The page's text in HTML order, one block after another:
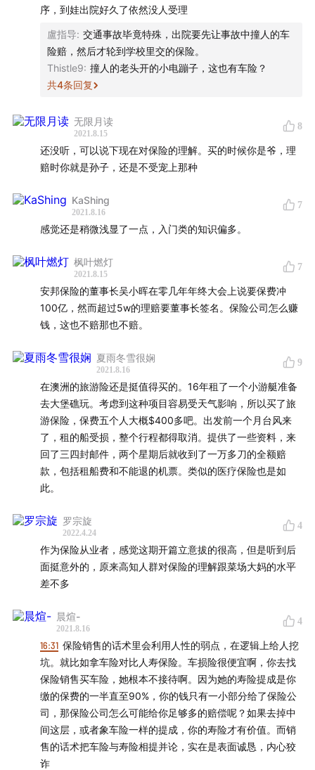
logo设计 杨文骥
- 收听方式 -
推荐您使用苹果播客、Spotify、小宇宙App、汽水儿
意泛用型播客客户端
易云音乐 、
阿基米德收听。
- 本节目由JustPod出品 -
- 互动方式 -
微信公众号：忽左忽右Leftright/JustPod/播客一下
微博:@忽左忽右leftright @JustPod @播客一下
联系方式：contact@justpod.fm
序，到娃出院好久了依然没人受理
盧指导: 交通事故毕竟特殊，出院要先让事故中撞人的车
险赔，然后才轮到学校里交的保险。
Thistle9: 撞人的老头开的小电蹦子，这也有车险？
共4条回复
无限月读
2021.8.15
8
还没听，可以说下现在对保险的理解。买的时候你是爷，理
赔时你就是孙子，还是不受宠上那种
KaShing
2021.8.16
7
感觉还是稍微浅显了一点，入门类的知识偏多。
枫叶燃灯
2021.8.15
7
安邦保险的董事长吴小晖在零几年年终大会上说要保费冲
100亿，然而超过5w的理赔要董事长签名。保险公司怎么赚
钱，这也不赔那也不赔。
夏雨冬雪很娴
2021.8.16
9
在澳洲的旅游险还是挺值得买的。16年租了一个小游艇准备
去大堡礁玩。考虑到这种项目容易受天气影响，所以买了旅
游保险，保费五个人大概$400多吧。出发前一个月台风来
了，租的船受损，整个行程都得取消。提供了一些资料，来
回了三四封邮件，两个星期后就收到了一万多刀的全额赔
款，包括租船费和不能退的机票。类似的医疗保险也是如
此。
罗宗旋
2022.4.24
4
作为保险从业者，感觉这期开篇立意拔的很高，但是听到后
面挺意外的，原来高知人群对保险的理解跟菜场大妈的水平
差不多
晨煊-
2021.8.16
4
16:31 保险销售的话术里会利用人性的弱点，在逻辑上给人挖
坑。就比如拿车险对比人寿保险。车损险很便宜啊，你去找
保险销售买车险，她根本不接待啊。因为她的寿险提成是你
缴的保费的一半直至90%，你的钱只有一小部分给了保险公
司，那保险公司怎么可能给你足够多的赔偿呢？如果去掉中
间这层，或者象车险一样的提成，你的寿险才有价值。而销
售的话术把车险与寿险相提并论，实在是表面诚恳，内心狡
诈